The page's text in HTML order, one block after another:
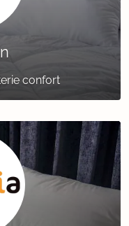
confort